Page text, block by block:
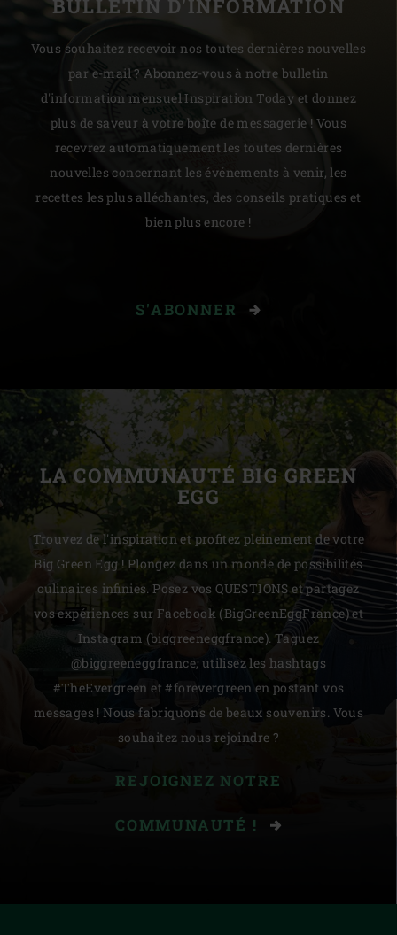
BULLETIN D'INFORMATION
Vous souhaitez recevoir nos toutes dernières nouvelles
par e-mail ? Abonnez-vous à notre bulletin
d'information mensuel Inspiration Today et donnez
plus de saveur à votre boîte de messagerie ! Vous
recevrez automatiquement les toutes dernières
nouvelles concernant les événements à venir, les
recettes les plus alléchantes, des conseils pratiques et
bien plus encore !
S'ABONNER
LA COMMUNAUTÉ BIG GREEN
EGG
Trouvez de l'inspiration et profitez pleinement de votre
Big Green Egg ! Plongez dans un monde de possibilités
culinaires infinies. Posez vos QUESTIONS et partagez
vos expériences sur Facebook (BigGreenEggFrance) et
Instagram (biggreeneggfrance). Taguez
@biggreeneggfrance, utilisez les hashtags
#TheEvergreen et #forevergreen en postant vos
messages ! Nous fabriquons de beaux souvenirs. Vous
souhaitez nous rejoindre ?
REJOIGNEZ NOTRE
COMMUNAUTÉ !